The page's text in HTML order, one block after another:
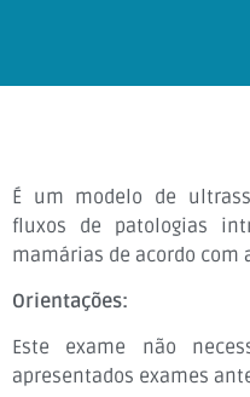
É um modelo de
fluxos de patologias
mamárias de acordo com
Orientações:
Este exame não
apresentados exames